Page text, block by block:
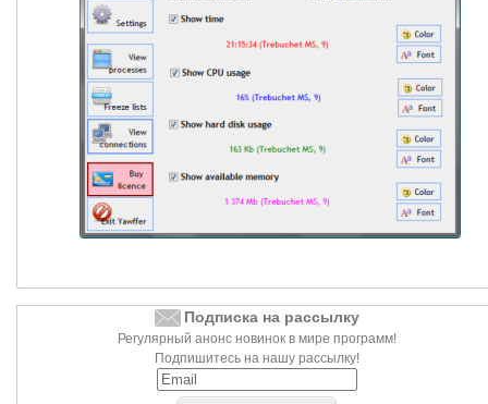
Подписка на рассылку
Регулярный анонс новинок в мире программ!
Подпишитесь на нашу рассылку!